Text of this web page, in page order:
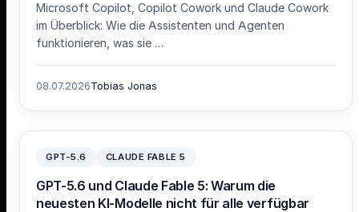
Microsoft Copilot, Copilot Cowork und Claude Cowork
im Überblick: Wie die Assistenten und Agenten
funktionieren, was sie …
08.07.2026Tobias Jonas
GPT-5.6 CLAUDE FABLE 5
GPT-5.6 und Claude Fable 5: Warum die
neuesten KI-Modelle nicht für alle verfügbar